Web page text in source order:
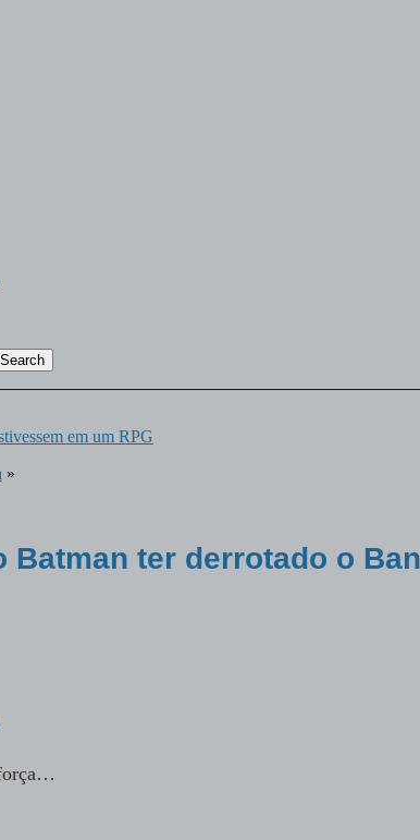
Search
em um RPG
»
Batman ter derrotado o